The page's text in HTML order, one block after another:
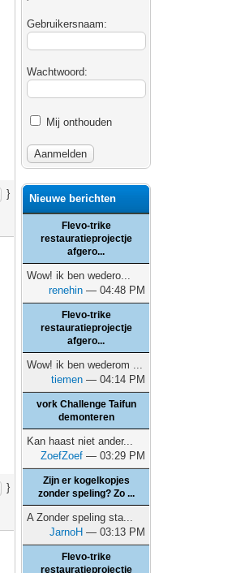
}
}
Gebruikersnaam:
Wachtwoord:
Mij onthouden
Nieuwe berichten
Flevo-trike
restauratieprojectje
afgero...
Wow! ik ben wedero...
renehin — 04:48 PM
Flevo-trike
restauratieprojectje
afgero...
Wow! ik ben wederom ...
tiemen — 04:14 PM
vork Challenge Taifun
demonteren
Kan haast niet ander...
ZoefZoef — 03:29 PM
Zijn er kogelkopjes
zonder speling? Zo ...
A Zonder speling sta...
JarnoH — 03:13 PM
Flevo-trike
restauratieprojectje